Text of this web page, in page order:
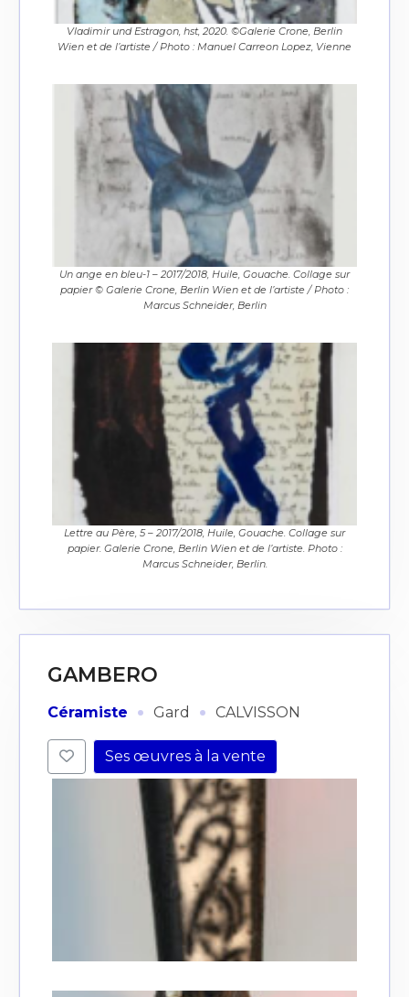
Vladimir und Estragon, hst, 2020. ©Galerie Crone, Berlin
Wien et de l’artiste / Photo : Manuel Carreon Lopez, Vienne
Un ange en bleu-1 – 2017/2018, Huile, Gouache. Collage sur
papier © Galerie Crone, Berlin Wien et de l’artiste / Photo :
Marcus Schneider, Berlin
Lettre au Père, 5 – 2017/2018, Huile, Gouache. Collage sur
papier. Galerie Crone, Berlin Wien et de l’artiste. Photo :
Marcus Schneider, Berlin.
GAMBERO
Céramiste · Gard · CALVISSON
Ses œuvres à la vente